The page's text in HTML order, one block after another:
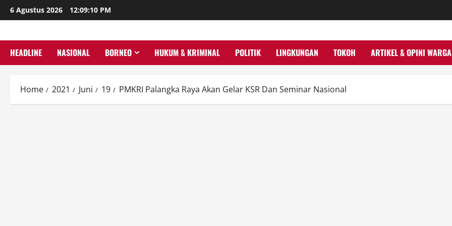
Skip
to
6 Agustus 2026 12:09:11 PM
HEADLINE NASIONAL BORNEO HUKUM & KRIMINAL POLITIK LINGKUNGAN TOKOH ARTIKEL & OPINI WARGA
Home 2021 Juni 19 PMKRI Palangka Raya Akan Gelar KSR Dan Seminar Nasional